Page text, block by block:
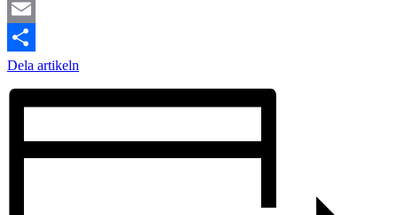
Twitter
Email
Dela artikeln